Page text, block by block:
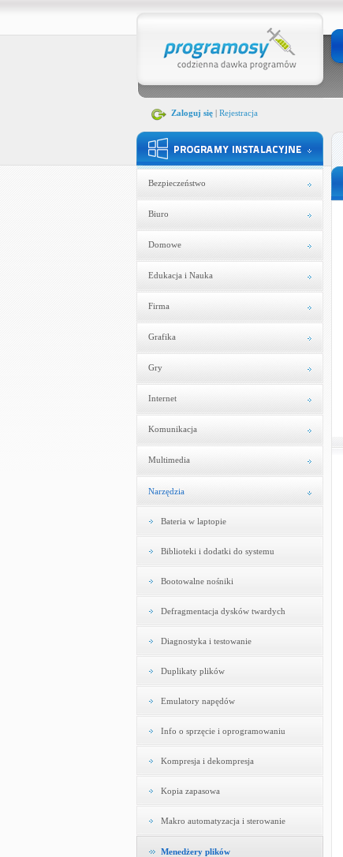
Zaloguj się| Rejestracja
Bezpieczeństwo
Biuro
Domowe
Edukacja i Nauka
Firma
Grafika
Gry
Internet
Komunikacja
Multimedia
Narzędzia
Bateria w laptopie
Biblioteki i dodatki do systemu
Bootowalne nośniki
Defragmentacja dysków twardych
Diagnostyka i testowanie
Duplikaty plików
Emulatory napędów
Info o sprzęcie i oprogramowaniu
Kompresja i dekompresja
Kopia zapasowa
Makro automatyzacja i sterowanie
Menedżery plików